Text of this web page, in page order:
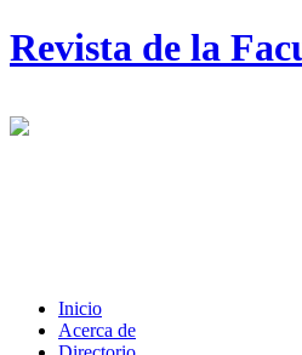
Revista de la
Inicio
Acerca de